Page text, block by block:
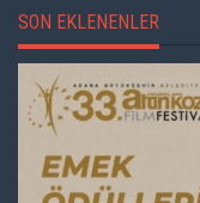
SON EKLENENLER